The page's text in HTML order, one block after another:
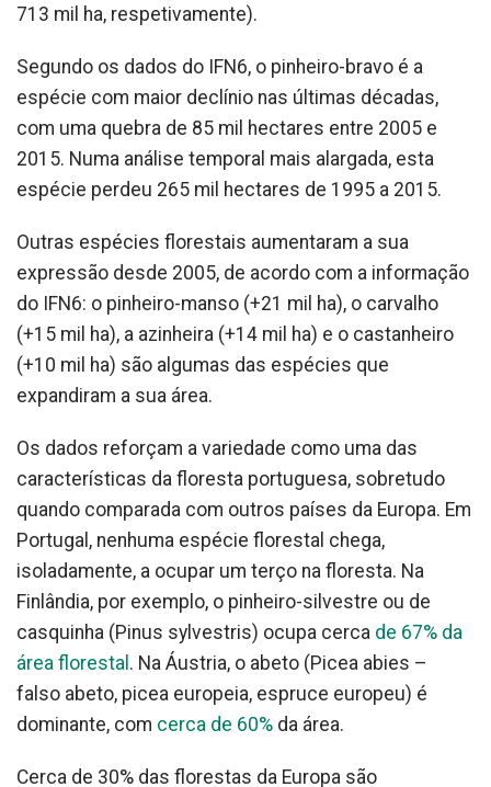
713 mil ha, respetivamente).
Segundo os dados do IFN6, o pinheiro-bravo é a
espécie com maior declínio nas últimas décadas,
com uma quebra de 85 mil hectares entre 2005 e
2015. Numa análise temporal mais alargada, esta
espécie perdeu 265 mil hectares de 1995 a 2015.
Outras espécies florestais aumentaram a sua
expressão desde 2005, de acordo com a informação
do IFN6: o pinheiro-manso (+21 mil ha), o carvalho
(+15 mil ha), a azinheira (+14 mil ha) e o castanheiro
(+10 mil ha) são algumas das espécies que
expandiram a sua área.
Os dados reforçam a variedade como uma das
características da floresta portuguesa, sobretudo
quando comparada com outros países da Europa. Em
Portugal, nenhuma espécie florestal chega,
isoladamente, a ocupar um terço na floresta. Na
Finlândia, por exemplo, o pinheiro-silvestre ou de
casquinha (Pinus sylvestris) ocupa cerca de 67% da
área florestal . Na Áustria, o abeto (Picea abies –
falso abeto, picea europeia, espruce europeu) é
dominante, com cerca de 60% da área.
Cerca de 30% das florestas da Europa são